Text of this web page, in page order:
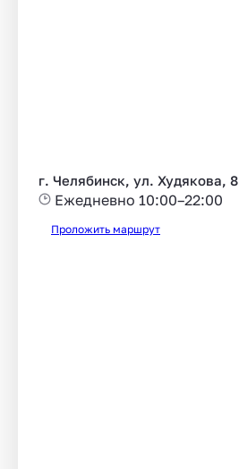
г. Челябинск, ул. Худякова, 8
Ежедневно 10:00–22:00
Проложить маршрут